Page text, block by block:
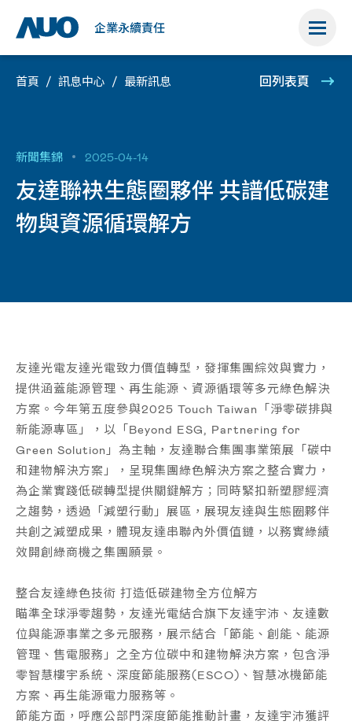
企業永續責任
首頁 訊息中心 最新訊息 回列表頁
新聞集錦 2025-04-14
友達聯袂生態圈夥伴 共譜低碳建
物與資源循環解方
友達光電友達光電致力價值轉型，發揮集團綜效與實力，
提供涵蓋能源管理、再生能源、資源循環等多元綠色解決
方案。今年第五度參與2025 Touch Taiwan「淨零碳排與
新能源專區」，以「Beyond ESG, Partnering for
Green Solution」為主軸， 友達聯合集團事業策展「碳中
和建物解決方案」
，呈現集團綠色解決方案之整合實力，
為企業實踐低碳轉型提供關鍵解方；同時緊扣新塑膠經濟
之趨勢 ，透過「減塑行動」展區，展現友達與生態圈夥伴
共創之減塑成果 ，體現友達串聯內外價值鏈，以務實綠績
效開創綠商機之集團願景。
整合友達綠色技術 打造低碳建物全方位解方
瞄準全球淨零趨勢，友達光電結合旗下友達宇沛、友達數
位與能源事業之多元服務，展示結合「節能、創能、能源
管理、售電服務」之全方位碳中和建物解決方案 ，包含淨
零智慧樓宇系統、深度節能服務(ESCO)、智慧冰機節能
方案、再生能源電力服務等。
節能方面，呼應公部門深度節能推動計畫，友達宇沛獲評